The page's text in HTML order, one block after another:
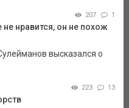
207 1
нравится, он не похож
высказался о
223 13